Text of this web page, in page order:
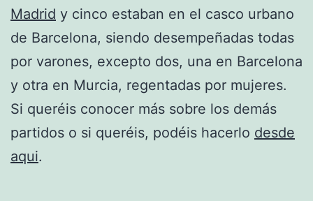
Madrid y cinco estaban en el casco urbano
de Barcelona, siendo desempeñadas todas
por varones, excepto dos, una en Barcelona
y otra en Murcia, regentadas por mujeres.
Si queréis conocer más sobre los demás
partidos o si queréis, podéis hacerlo desde
aqui.